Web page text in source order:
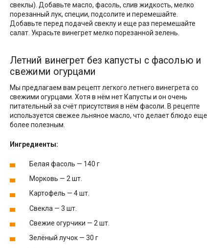
свеклы). Добавьте масло, фасоль, слив жидкость, мелко
порезанный лук, специи, подсолите и перемешайте.
Добавьте перед подачей свеклу и еще раз перемешайте
салат. Украсьте винегрет мелко порезанной зелень.
Летний винегрет без капусты с фасолью и
свежими огурцами
Мы предлагаем вам рецепт легкого летнего винегрета со
свежими огурцами. Хотя в нём нет Капусты и он очень
питательный за счёт присутствия в нём фасоли. В рецепте
используется свежее льняное масло, что делает блюдо еще
более полезным.
Ингредиенты:
Белая фасоль — 140 г
Морковь — 2 шт.
Картофель — 4 шт.
Свекла — 3 шт.
Свежие огурчики — 2 шт.
Зелёный лучок — 30 г